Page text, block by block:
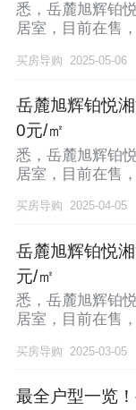
悉，岳麓旭辉铂
居室，目前在售
买房导购 2025-05-06
岳麓旭辉铂悦
0元/㎡
悉，岳麓旭辉铂
居室，目前在售
买房导购 2025-04-05
岳麓旭辉铂悦湘江户型解
元/㎡
悉，岳麓旭辉铂
居室，目前在售
买房导购 2025-03-05
最全户型一览